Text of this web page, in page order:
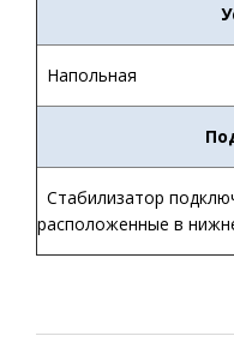
Напольная
Стабилизатор
расположенные в